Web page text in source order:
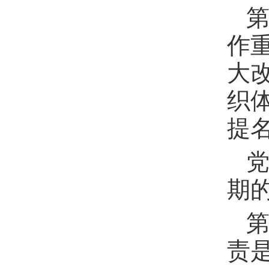
作
大
织
提
期
责